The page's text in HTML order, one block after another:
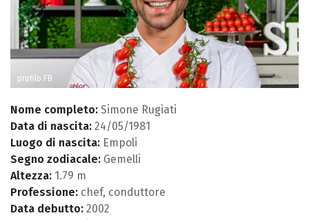
profilo FB
Nome completo: Simone Rugiati
Data di nascita: 24/05/1981
Luogo di nascita: Empoli
Segno zodiacale: Gemelli
Altezza: 1.79 m
Professione: chef, conduttore
Data debutto: 2002